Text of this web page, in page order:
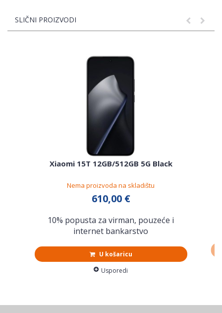
SLIČNI PROIZVODI
Xiaomi 15T 12GB/512GB 5G Black
Nema proizvoda na skladištu
610,00 €
10% popusta za virman, pouzeće i
internet bankarstvo
U košaricu
Usporedi